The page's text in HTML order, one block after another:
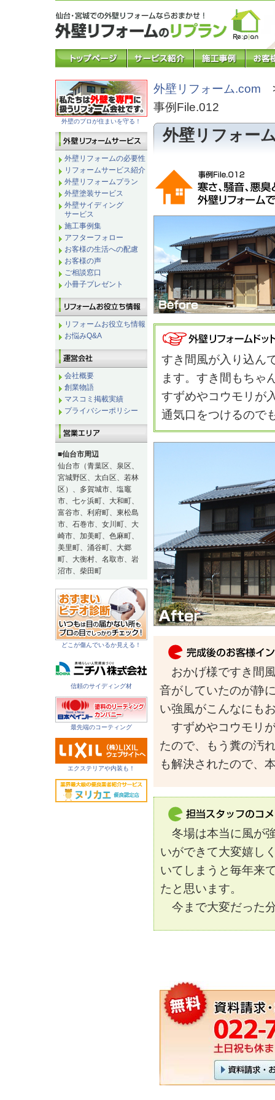
外壁リフォーム.com
事例File.012
外壁リフォー
すき間風が入り込ん
ます。すき間もちゃ
すずめやコウモリが
通気口をつけるので
おかげ様ですき間
音がしていたのが静
い強風がこんなにも
すずめやコウモリ
たので、もう糞の汚
も解決されたので、
冬場は本当に風が
いができて大変嬉し
いてしまうと毎年来
たと思います。
今まで大変だった
外壁のプロが住まいを守る！
外壁リフォームの必要性
リフォームサービス紹介
外壁リフォームプラン
外壁塗装サービス
外壁サイディング
サービス
施工事例集
アフターフォロー
お客様の生活への配慮
お客様の声
ご相談窓口
小冊子プレゼント
リフォームお役立ち情報
お悩みQ&A
会社概要
創業物語
マスコミ掲載実績
プライバシーポリシー
■仙台市周辺
仙台市（青葉区、泉区、
宮城野区、太白区、若林
区）、多賀城市、塩竈
市、七ヶ浜町、大和町、
富谷市、利府町、東松島
市、石巻市、女川町、大
崎市、加美町、色麻町、
美里町、涌谷町、大郷
町、大衡村、名取市、岩
沼市、柴田町
どこが傷んでいるか見える！
信頼のサイディング材
最先端のコーティング
エクステリアや内装も！